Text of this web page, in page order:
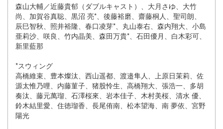
森山大輔／近藤貴郁（ダブルキャスト）、大月さゆ、大竹
尚、加賀谷真聡、黒沼 亮*、後藤裕磨、齋藤桐人、聖司朗、
辰巳智秋、照井裕隆、春口凌芽*、丸山泰右、森内翔大、小島
亜莉沙、咲良、竹内晶美、森田万貴*、石田優月、白木彩可、
新里藍那
*スウィング
高橋維束、豊本燦汰、西山遥都、渡邉隼人、上原日茉莉、佐
源太惟乃哩、内藤菫子、猪股怜生、高橋翔大、張浩一、多胡
奏汰、藤元萬瑠、石澤桜來、岩本佳子、木村美桜、清水 優、
鈴木結里愛、住徳瑠香、長尾侑南、松本望海、南 夢依、宮野
陽光